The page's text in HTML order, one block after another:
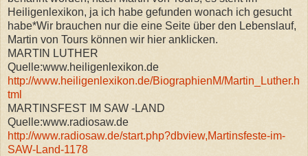
Heiligenlexikon, ja ich habe gefunden wonach ich gesucht
habe*Wir brauchen nur die eine Seite über den Lebenslauf,
Martin von Tours können wir hier anklicken.
MARTIN LUTHER
Quelle:www.heiligenlexikon.de
http://www.heiligenlexikon.de/BiographienM/Martin_Luther.h
tml
MARTINSFEST IM SAW -LAND
Quelle:www.radiosaw.de
http://www.radiosaw.de/start.php?dbview,Martinsfeste-im-
SAW-Land-1178